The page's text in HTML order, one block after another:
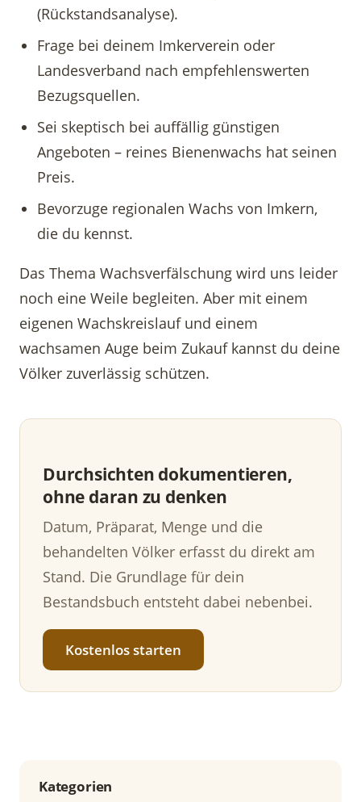
(Rückstandsanalyse).
Frage bei deinem Imkerverein oder
Landesverband nach empfehlenswerten
Bezugsquellen.
Sei skeptisch bei auffällig günstigen
Angeboten – reines Bienenwachs hat seinen
Preis.
Bevorzuge regionalen Wachs von Imkern,
die du kennst.
Das Thema Wachsverfälschung wird uns leider
noch eine Weile begleiten. Aber mit einem
eigenen Wachskreislauf und einem
wachsamen Auge beim Zukauf kannst du deine
Völker zuverlässig schützen.
Durchsichten dokumentieren,
ohne daran zu denken
Datum, Präparat, Menge und die
behandelten Völker erfasst du direkt am
Stand. Die Grundlage für dein
Bestandsbuch entsteht dabei nebenbei.
Kostenlos starten
Kategorien